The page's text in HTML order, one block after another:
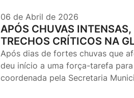
06 de Abril de 2026
APÓS CHUVAS
TRECHOS CRÍTICOS NA
Após dias de fortes chuvas que
deu início a uma força-tarefa
coordenada pela Secretaria